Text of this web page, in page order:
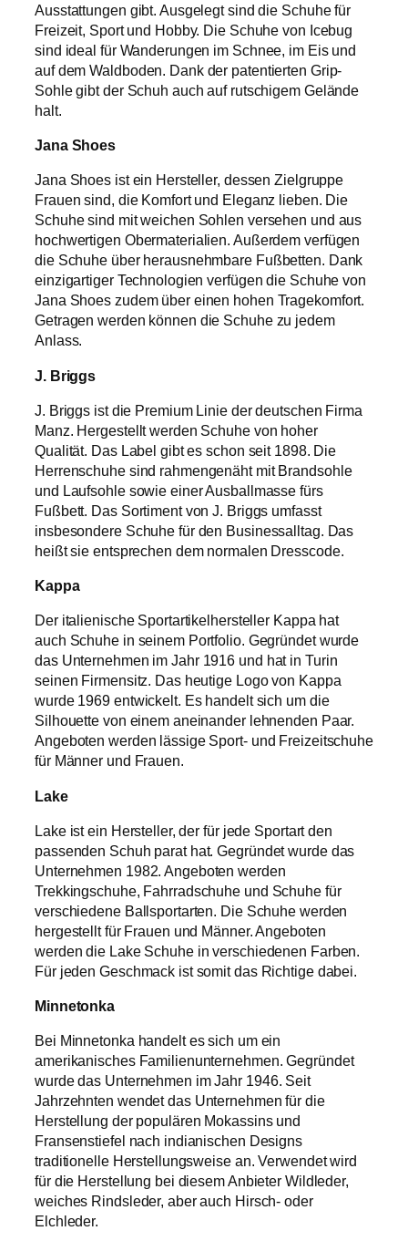
Ausstattungen gibt. Ausgelegt sind die Schuhe für
Freizeit, Sport und Hobby. Die Schuhe von Icebug
sind ideal für Wanderungen im Schnee, im Eis und
auf dem Waldboden. Dank der patentierten Grip-
Sohle gibt der Schuh auch auf rutschigem Gelände
halt.
Jana Shoes
Jana Shoes ist ein Hersteller, dessen Zielgruppe
Frauen sind, die Komfort und Eleganz lieben. Die
Schuhe sind mit weichen Sohlen versehen und aus
hochwertigen Obermaterialien. Außerdem verfügen
die Schuhe über herausnehmbare Fußbetten. Dank
einzigartiger Technologien verfügen die Schuhe von
Jana Shoes zudem über einen hohen Tragekomfort.
Getragen werden können die Schuhe zu jedem
Anlass.
J. Briggs
J. Briggs ist die Premium Linie der deutschen Firma
Manz. Hergestellt werden Schuhe von hoher
Qualität. Das Label gibt es schon seit 1898. Die
Herrenschuhe sind rahmengenäht mit Brandsohle
und Laufsohle sowie einer Ausballmasse fürs
Fußbett. Das Sortiment von J. Briggs umfasst
insbesondere Schuhe für den Businessalltag. Das
heißt sie entsprechen dem normalen Dresscode.
Kappa
Der italienische Sportartikelhersteller Kappa hat
auch Schuhe in seinem Portfolio. Gegründet wurde
das Unternehmen im Jahr 1916 und hat in Turin
seinen Firmensitz. Das heutige Logo von Kappa
wurde 1969 entwickelt. Es handelt sich um die
Silhouette von einem aneinander lehnenden Paar.
Angeboten werden lässige Sport- und Freizeitschuhe
für Männer und Frauen.
Lake
Lake ist ein Hersteller, der für jede Sportart den
passenden Schuh parat hat. Gegründet wurde das
Unternehmen 1982. Angeboten werden
Trekkingschuhe, Fahrradschuhe und Schuhe für
verschiedene Ballsportarten. Die Schuhe werden
hergestellt für Frauen und Männer. Angeboten
werden die Lake Schuhe in verschiedenen Farben.
Für jeden Geschmack ist somit das Richtige dabei.
Minnetonka
Bei Minnetonka handelt es sich um ein
amerikanisches Familienunternehmen. Gegründet
wurde das Unternehmen im Jahr 1946. Seit
Jahrzehnten wendet das Unternehmen für die
Herstellung der populären Mokassins und
Fransenstiefel nach indianischen Designs
traditionelle Herstellungsweise an. Verwendet wird
für die Herstellung bei diesem Anbieter Wildleder,
weiches Rindsleder, aber auch Hirsch- oder
Elchleder.